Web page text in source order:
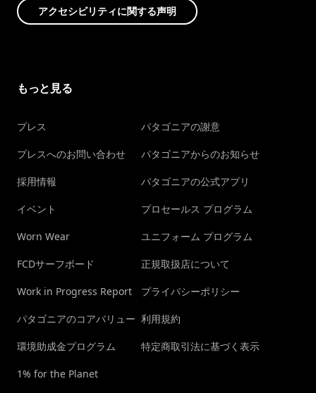
アクセシビリティに関する声明
もっと見る
プレス
プレスへのお問い合わせ
採用情報
イベント
Worn Wear
FCDサーフボード
Work in Progress Report
パタゴニアのコアバリュー
環境助成金プログラム
1% for the Planet
パタゴニアの謝意
パタゴニアからのお知らせ
パタゴニアの公式アプリ
プロセールス プログラム
ユニフォーム プログラム
正規取扱店について
プライバシーポリシー
利用規約
特定商取引法に基づく表示